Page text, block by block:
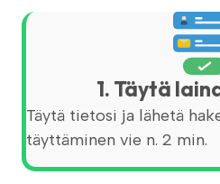
1. Täytä
Täytä tietosi ja lähetä
täyttäminen vie n. 2 min.